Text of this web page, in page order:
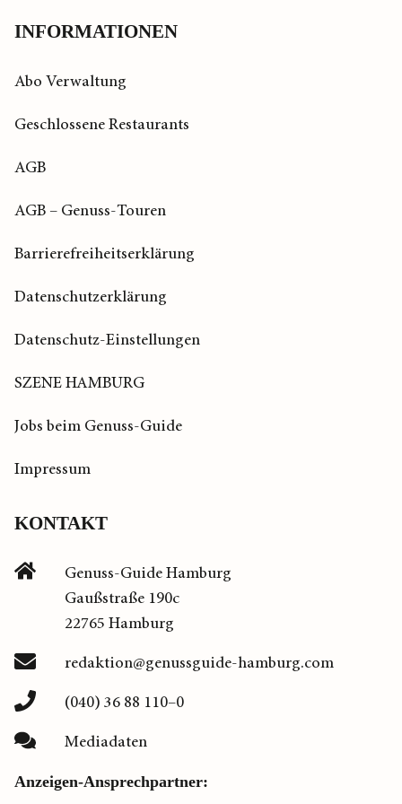
INFORMATIONEN
Abo Verwaltung
Geschlossene Restaurants
AGB
AGB – Genuss-Touren
Barrierefreiheitserklärung
Datenschutzerklärung
Datenschutz-Einstellungen
SZENE HAMBURG
Jobs beim Genuss-Guide
Impressum
KONTAKT
Genuss-Guide Hamburg
Gaußstraße 190c
22765 Hamburg
redaktion@genussguide-hamburg.com
(040) 36 88 110–0
Mediadaten
Anzeigen-Ansprechpartner: